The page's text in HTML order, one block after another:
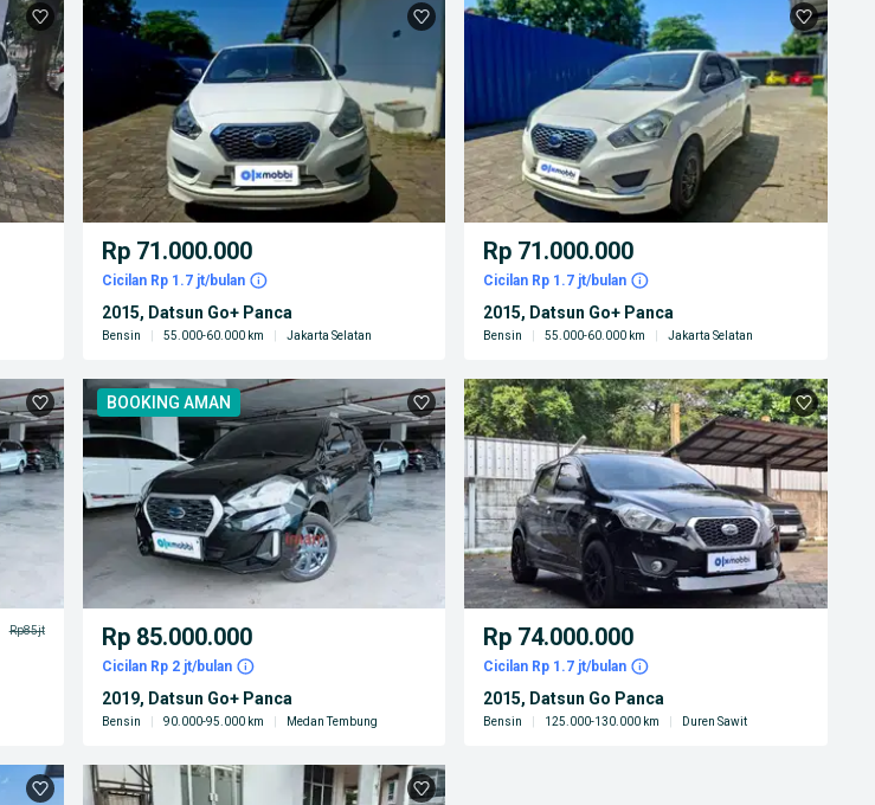
Rp 71.000.000
Cicilan Rp 1.7 jt/bulan
2015, Datsun Go+ Panca
Bensin 55.000-60.000 km Jakarta Selatan
Rp 71.000.000
Cicilan Rp 1.7 jt/bulan
2015, Datsun Go+ Panca
Bensin 55.000-60.000 km Jakarta Selatan
Rp85jt
BOOKING AMAN
Rp 85.000.000
Cicilan Rp 2 jt/bulan
2019, Datsun Go+ Panca
Bensin 90.000-95.000 km Medan Tembung
Rp 74.000.000
Cicilan Rp 1.7 jt/bulan
2015, Datsun Go Panca
Bensin 125.000-130.000 km Duren Sawit